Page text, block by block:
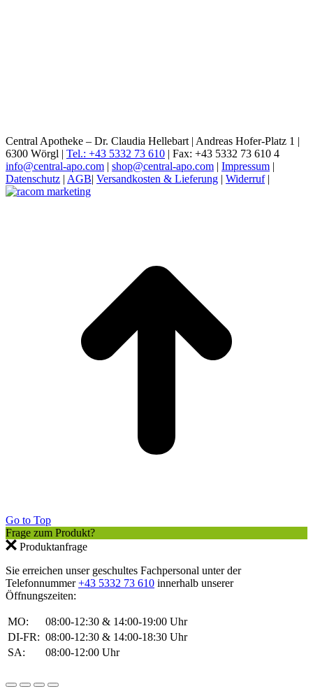
Central Apotheke – Dr. Claudia Hellebart | Andreas Hofer-Platz 1 |
6300 Wörgl | Tel.: +43 5332 73 610 | Fax: +43 5332 73 610 4
info@central-apo.com | shop@central-apo.com | Impressum |
Datenschutz | AGB| Versandkosten & Lieferung | Widerruf|
Go to Top
Frage zum Produkt?
Produktanfrage
Sie erreichen unser geschultes Fachpersonal unter der
Telefonnummer+43 5332 73 610 innerhalb unserer
Öffnungszeiten:
MO:
08:00-12:30 & 14:00-19:00 Uhr
DI-FR: 08:00-12:30 & 14:00-18:30 Uhr
SA:
08:00-12:00 Uhr